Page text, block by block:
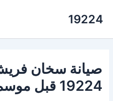
19224
صيانة سخان
19224 قبل موسم الشتاء